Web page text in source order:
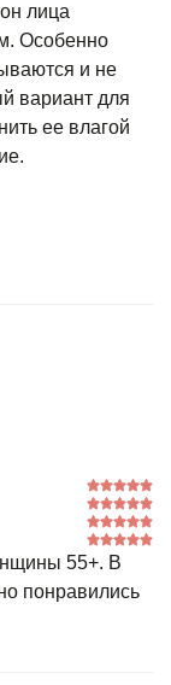
лица
Особенно
и не
вариант для
ее влагой
55+. В
понравились